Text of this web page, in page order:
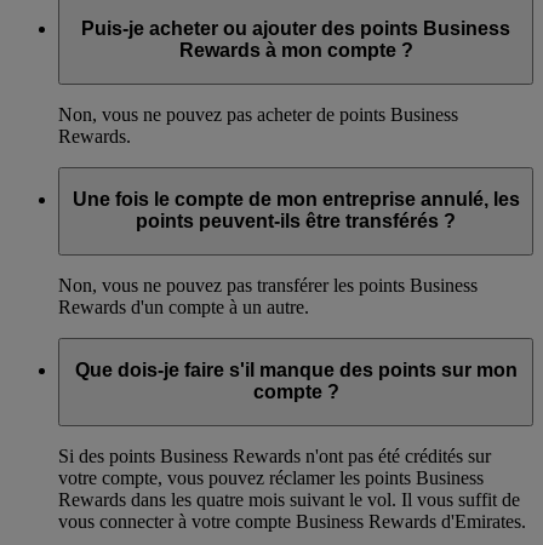
Puis-je acheter ou ajouter des points Business
Rewards à mon compte ?
Non, vous ne pouvez pas acheter de points Business
Rewards.
Une fois le compte de mon entreprise annulé, les
points peuvent-ils être transférés ?
Non, vous ne pouvez pas transférer les points Business
Rewards d'un compte à un autre.
Que dois-je faire s'il manque des points sur mon
compte ?
Si des points Business Rewards n'ont pas été crédités sur
votre compte, vous pouvez réclamer les points Business
Rewards dans les quatre mois suivant le vol. Il vous suffit de
vous connecter à votre compte Business Rewards d'Emirates.